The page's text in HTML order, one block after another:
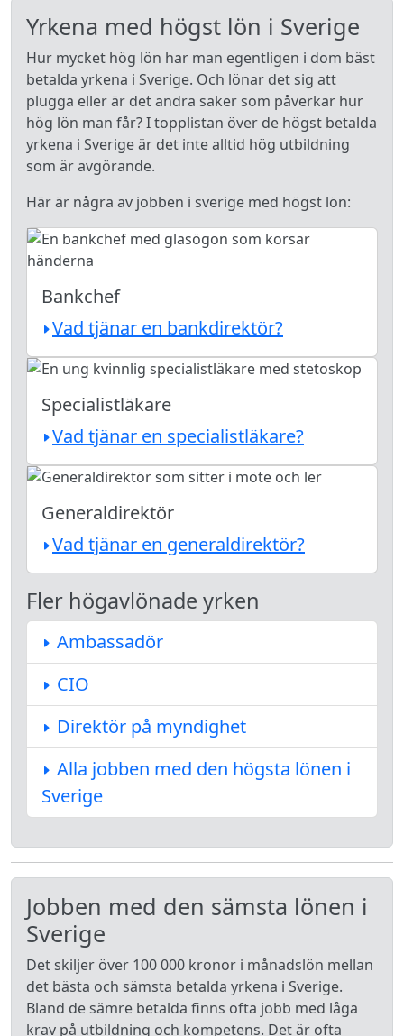
Yrkena med högst lön i Sverige
Hur mycket hög lön har man egentligen i dom bäst
betalda yrkena i Sverige. Och lönar det sig att
plugga eller är det andra saker som påverkar hur
hög lön man får? I topplistan över de högst betalda
yrkena i Sverige är det inte alltid hög utbildning
som är avgörande.
Här är några av jobben i sverige med högst lön:
Bankchef
Vad tjänar en bankdirektör?
Specialistläkare
Vad tjänar en specialistläkare?
Generaldirektör
Vad tjänar en generaldirektör?
Fler högavlönade yrken
Ambassadör
CIO
Direktör på myndighet
Alla jobben med den högsta lönen i
Sverige
Jobben med den sämsta lönen i
Sverige
Det skiljer över 100 000 kronor i månadslön mellan
det bästa och sämsta betalda yrkena i Sverige.
Bland de sämre betalda finns ofta jobb med låga
krav på utbildning och kompetens. Det är ofta